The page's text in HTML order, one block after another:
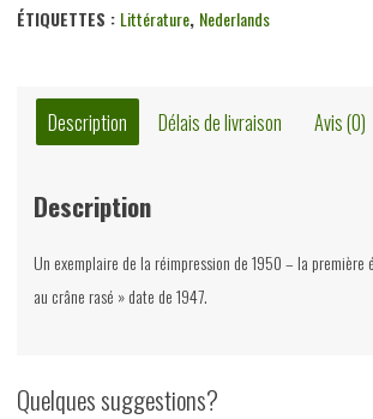
ÉTIQUETTES : Littérature, Nederlands
Description Délais de livraison Avis (0)
Description
Un exemplaire de la réimpression de 1950 – la première
au crâne rasé » date de 1947.
Quelques suggestions?